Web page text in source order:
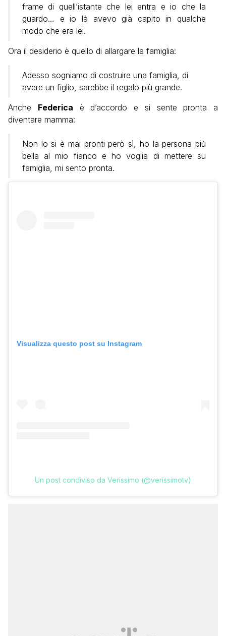
frame di quell’istante che lei entra e io che la
guardo… e io là avevo già capito in qualche
modo che era lei.
Ora il desiderio è quello di allargare la famiglia:
Adesso sogniamo di costruire una famiglia, di
avere un figlio, sarebbe il regalo più grande.
Anche Federica è d’accordo e si sente pronta a
diventare mamma:
Non lo si è mai pronti però sì, ho la persona più
bella al mio fianco e ho voglia di mettere su
famiglia, mi sento pronta.
Visualizza questo post su Instagram
Un post condiviso da Verissimo (@verissimotv)